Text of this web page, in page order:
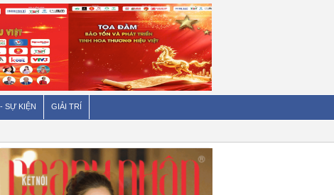
SỰ KIỆN GIẢI TRÍ